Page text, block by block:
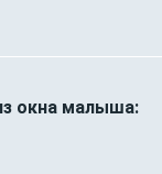
окна малыша: